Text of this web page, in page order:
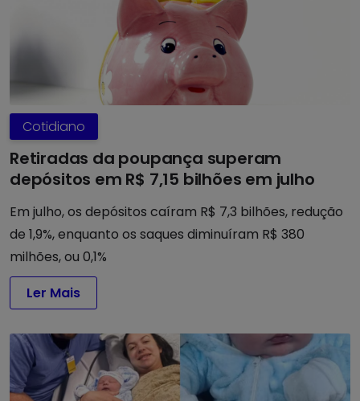
Cotidiano
Retiradas da poupança superam
depósitos em R$ 7,15 bilhões em julho
Em julho, os depósitos caíram R$ 7,3 bilhões, redução
de 1,9%, enquanto os saques diminuíram R$ 380
milhões, ou 0,1%
Ler Mais